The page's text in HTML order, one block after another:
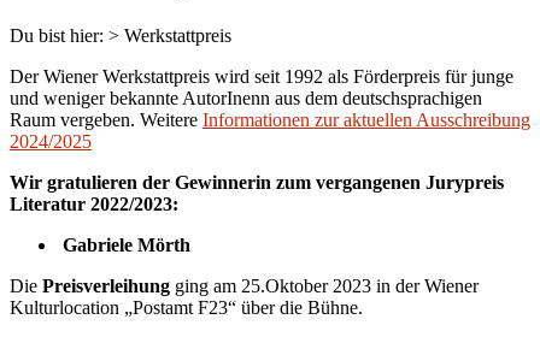
Du bist hier: > Werkstattpreis
Der Wiener Werkstattpreis wird seit 1992 als Förderpreis für junge
und weniger bekannte AutorInenn aus dem deutschsprachigen
Raum vergeben. Weitere Informationen zur aktuellen Ausschreibung
2024/2025
Wir gratulieren der Gewinnerin zum vergangenen Jurypreis
Literatur 2022/2023:
Gabriele Mörth
Die Preisverleihung ging am 25.Oktober 2023 in der Wiener
Kulturlocation „Postamt F23“ über die Bühne.